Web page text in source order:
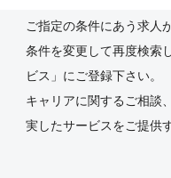
ご指定の条件にあう求人
条件を変更して再度検索
ビス」にご登録下さい。
キャリアに関するご相談
実したサービスをご提供